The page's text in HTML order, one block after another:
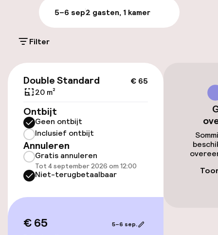
Parkeergelegenheid op eigen terrein
(buiten)
Gratis parkeren
Toegankelijkheid
Overal rolstoeltoegankelijk
Lift
Entertainment
5–6 sep2 gasten, 1 kamer
Filter
€ 65
Double Standard
20 m²
Ontbijt
Geen ontbijt
Inclusief ontbijt
Annuleren
Gratis annuleren
Tot 4 september 2026 om 12:00
Niet-terugbetaalbaar
€ 65 5–6 sep.